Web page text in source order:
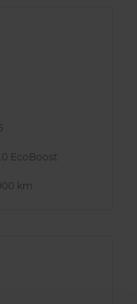
EcoBoost
km